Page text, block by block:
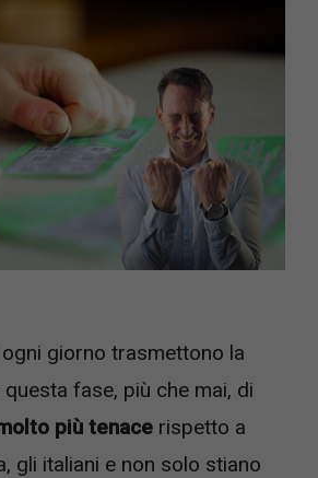
giorno trasmettono la
fase, più che mai, di
più tenace rispetto a
gli italiani e non solo stiano